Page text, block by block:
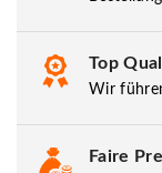
Top
Wir
Faire